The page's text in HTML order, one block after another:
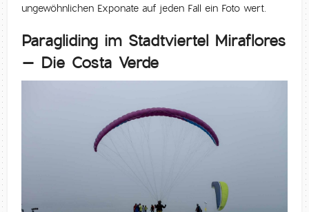
ungewöhnlichen Exponate auf jeden Fall ein Foto wert.
Paragliding im Stadtviertel Miraflores
– Die Costa Verde